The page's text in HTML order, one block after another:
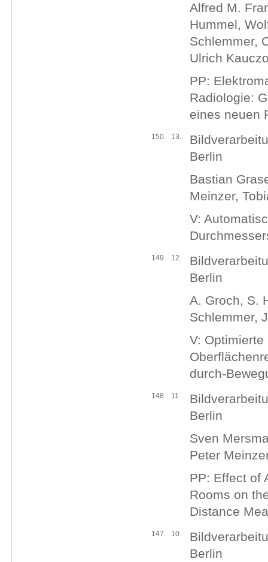
Alfred M.
Hummel,
Schlemmer,
Ulrich
PP:
Radiologie:
eines neuen
150. 13.
Berlin
Bastian
Meinzer,
V:
149. 12.
Berlin
A. Groch, S.
Schlemmer,
V:
durch-
148. 11.
Berlin
Sven
Peter
PP: Effect of
Rooms on
Distance
147. 10.
Berlin